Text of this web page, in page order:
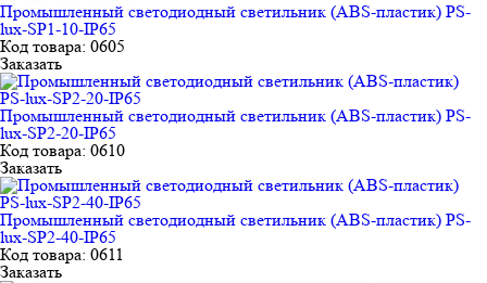
Промышленный светодиодный светильник (ABS-пластик) PS-
lux-SP1-10-IP65
Код товара: 0605
Заказать
Промышленный светодиодный светильник (ABS-пластик) PS-
lux-SP2-20-IP65
Код товара: 0610
Заказать
Промышленный светодиодный светильник (ABS-пластик) PS-
lux-SP2-40-IP65
Код товара: 0611
Заказать